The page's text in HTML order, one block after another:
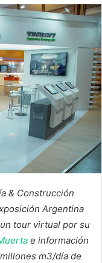
& Construcción
Argentina
tour virtual por su
e información
m3/día de